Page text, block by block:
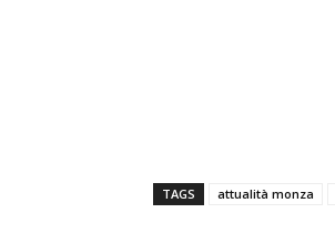
TAGS attualità monza